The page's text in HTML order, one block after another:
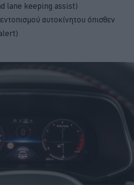
lane keeping assist)
αυτοκίνητου όπισθεν